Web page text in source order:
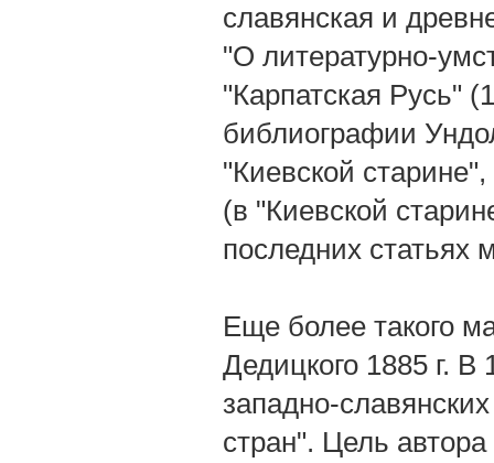
славянская и
"О литературно-
"Карпатская Русь"
библиографии
"Киевской
(в "Киевской
последних статьях
Еще более такого
Дедицкого 1885 г. В
западно-
стран". Цель